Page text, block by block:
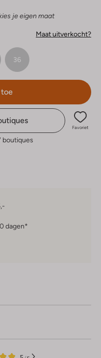
je eigen maat
Maat uitverkocht?
36
toe
Favoriet
boutiques
dagen*